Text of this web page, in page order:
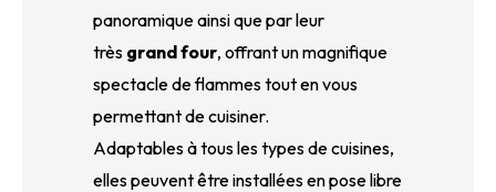
panoramique ainsi que par leur
très grand four, offrant un magnifique
spectacle de flammes tout en vous
permettant de cuisiner.
Adaptables à tous les types de cuisines,
elles peuvent être installées en pose libre